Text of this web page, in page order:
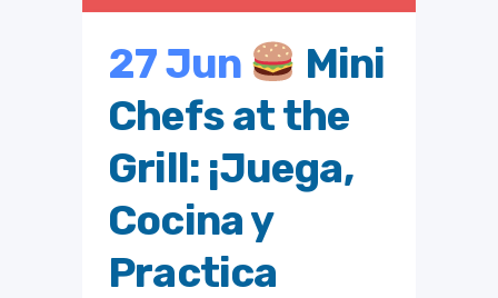
27 Jun
Mini
Chefs at the
Grill: ¡Juega,
Cocina y
Practica